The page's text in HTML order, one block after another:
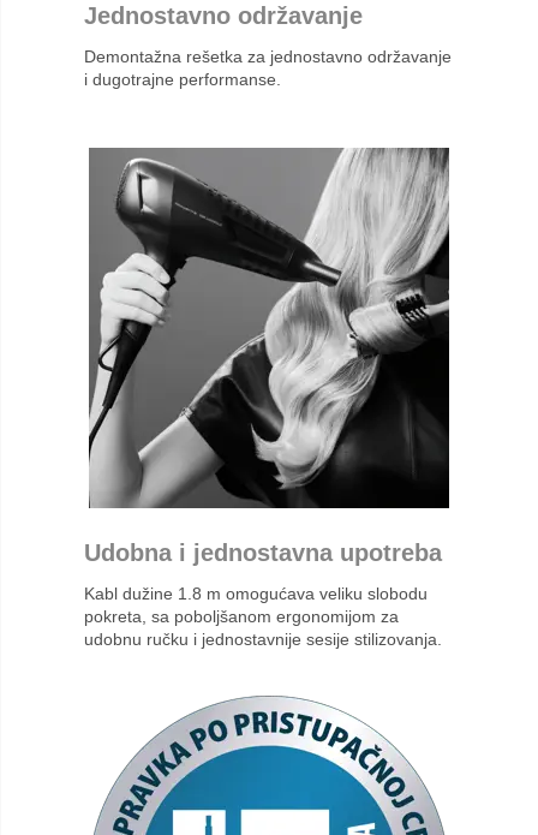
Jednostavno održavanje
Demontažna rešetka za jednostavno održavanje
i dugotrajne performanse.
Udobna i jednostavna upotreba
Kabl dužine 1.8 m omogućava veliku slobodu
pokreta, sa poboljšanom ergonomijom za
udobnu ručku i jednostavnije sesije stilizovanja.